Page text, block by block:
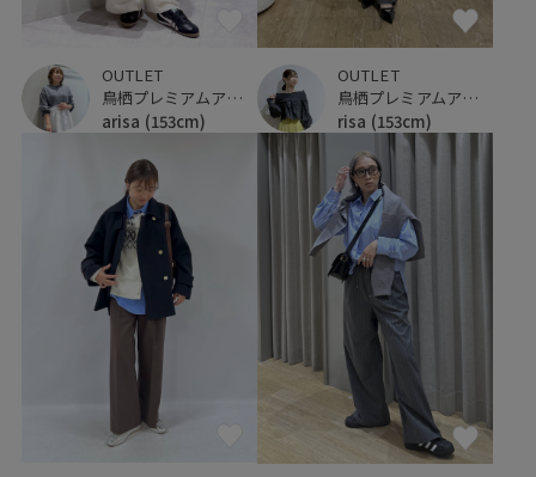
OUTLET
鳥栖プレミアムアウトレット
arisa (153cm)
OUTLET
鳥栖プレミアムアウトレット
risa (153cm)